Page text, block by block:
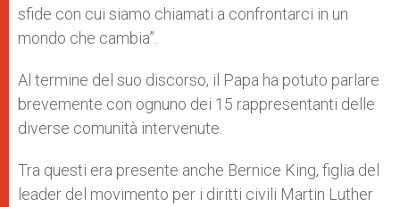
sfide con cui siamo chiamati a confrontarci in un
mondo che cambia”.
Al termine del suo discorso, il Papa ha potuto parlare
brevemente con ognuno dei 15 rappresentanti delle
diverse comunità intervenute.
Tra questi era presente anche Bernice King, figlia del
leader del movimento per i diritti civili Martin Luther